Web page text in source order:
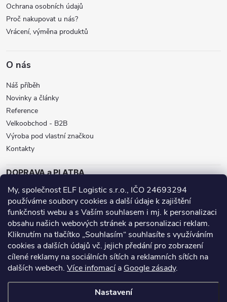
My, společnost ELF Logistic s.r.o., IČO 24693294
používáme soubory cookies a další údaje k zajištění
funkčnosti webu a s Vaším souhlasem i mj. k personalizaci
obsahu našich webových stránek a personalizaci reklam.
Kliknutím na tlačítko „Souhlasím“ souhlasíte s využíváním
cookies a dalších údajů vč. jejich předání pro zobrazení
cílené reklamy na sociálních sítích a reklamních sítích na
dalších webech. Více infomacía Google zásady.
Nastavení
Ochrana osobních údajů
Proč nakupovat u nás?
Vrácení, výměna produktů
O nás
Náš příběh
Novinky a články
Reference
Velkoobchod - B2B
Výroba pod vlastní značkou
Kontakty
DOPRAVA a PLATBA
ZÁSILKOVNA BALÍKOVNA GLS
DPD
Přijímáme online platby